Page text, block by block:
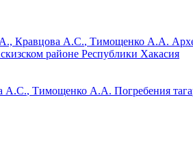
Кравцова А.С., Тимощенко А.А.
районе Республики Хакасия
А.С., Тимощенко А.А. Погребения